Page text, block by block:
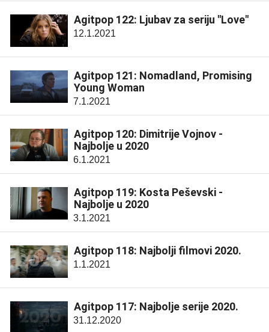
Agitpop 122: Ljubav za seriju "Love"
12.1.2021
Agitpop 121: Nomadland, Promising
Young Woman
7.1.2021
Agitpop 120: Dimitrije Vojnov -
Najbolje u 2020
6.1.2021
Agitpop 119: Kosta Peševski -
Najbolje u 2020
3.1.2021
Agitpop 118: Najbolji filmovi 2020.
1.1.2021
Agitpop 117: Najbolje serije 2020.
31.12.2020